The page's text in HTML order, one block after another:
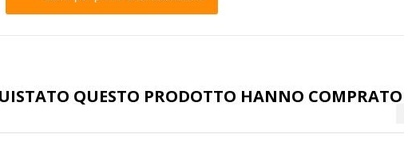
QUESTO PRODOTTO HANNO COMPRATO